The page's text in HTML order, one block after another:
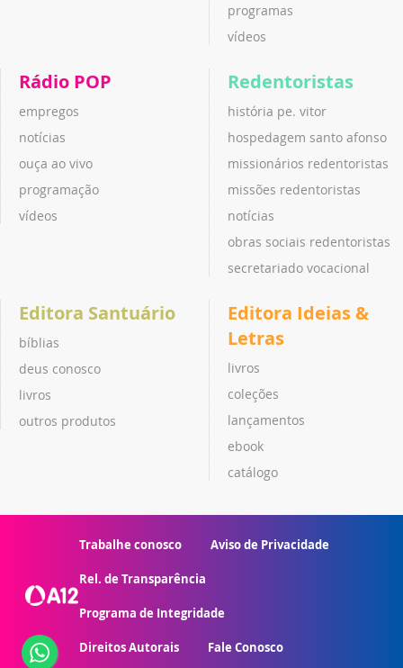
programas
vídeos
Rádio POP
empregos
notícias
ouça ao vivo
programação
vídeos
Redentoristas
história pe. vitor
hospedagem santo afonso
missionários redentoristas
missões redentoristas
notícias
obras sociais redentoristas
secretariado vocacional
Editora Santuário
bíblias
deus conosco
livros
outros produtos
Editora Ideias &
Letras
livros
coleções
lançamentos
ebook
catálogo
Trabalhe conosco Aviso de Privacidade
Rel. de Transparência
Programa de Integridade
Direitos Autorais Fale Conosco